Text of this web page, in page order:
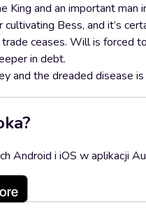
King and an important man
Bess, and it’s
ceases. Will is forced to
in debt.
and the dreaded disease
Android i iOS w aplikacji